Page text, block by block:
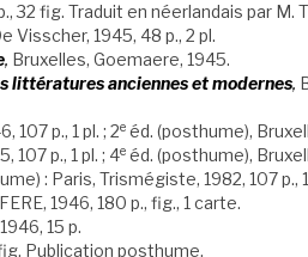
32 fig. Traduit en néerlandais par M.
Visscher, 1945, 48 p., 2 pl.
, Bruxelles, Goemaere, 1945.
littératures anciennes et modernes,
107 p., 1 pl. ; 2eéd. (posthume),
p., 1 pl. ; 4eéd. (posthume),
: Paris, Trismégiste, 1982, 107 p.,
1946, 180 p., fig., 1 carte.
15 p.
Publication posthume.